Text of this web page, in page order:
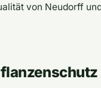
von Neudorff